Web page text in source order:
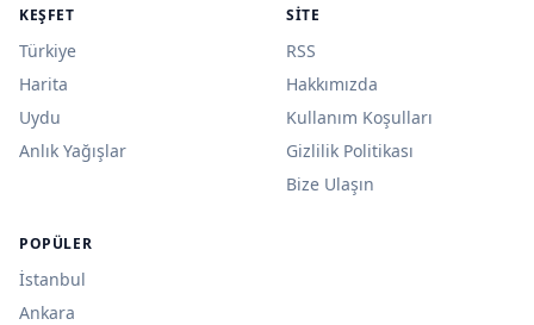
KEŞFET
Türkiye
Harita
Uydu
Anlık Yağışlar
SITE
RSS
Hakkımızda
Kullanım Koşulları
Gizlilik Politikası
Bize Ulaşın
POPÜLER
İstanbul
Ankara